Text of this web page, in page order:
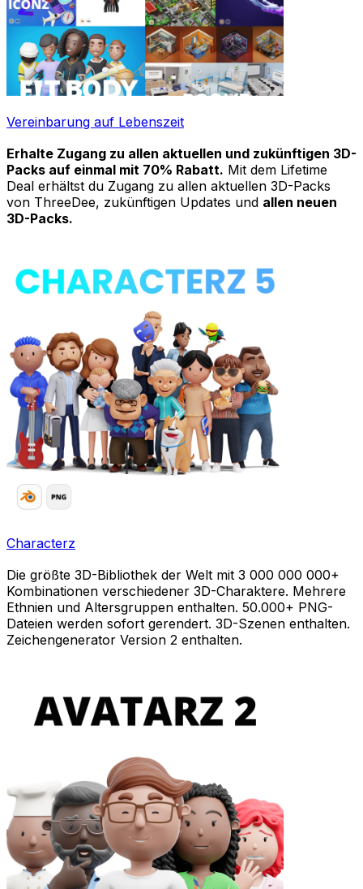
Vereinbarung auf Lebenszeit
Erhalte Zugang zu allen aktuellen und zukünftigen 3D-
Packs auf einmal mit 70% Rabatt. Mit dem Lifetime
Deal erhältst du Zugang zu allen aktuellen 3D-Packs
von ThreeDee, zukünftigen Updates und allen neuen
3D-Packs.
Characterz
Die größte 3D-Bibliothek der Welt mit 3 000 000 000+
Kombinationen verschiedener 3D-Charaktere. Mehrere
Ethnien und Altersgruppen enthalten. 50.000+ PNG-
Dateien werden sofort gerendert. 3D-Szenen enthalten.
Zeichengenerator Version 2 enthalten.